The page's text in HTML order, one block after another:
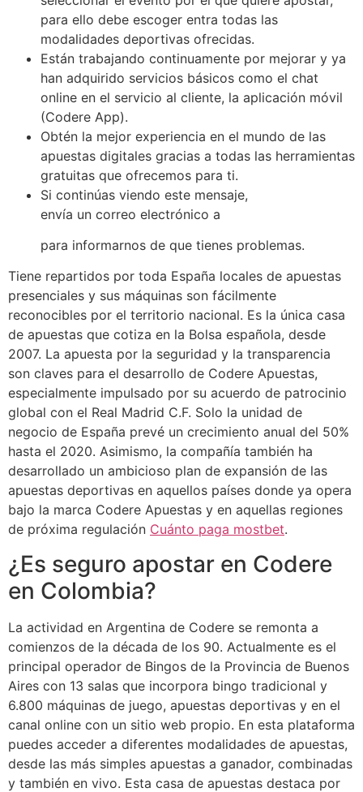
para ello debe escoger entra todas las
modalidades deportivas ofrecidas.
Están trabajando continuamente por mejorar y ya
han adquirido servicios básicos como el chat
online en el servicio al cliente, la aplicación móvil
(Codere App).
Obtén la mejor experiencia en el mundo de las
apuestas digitales gracias a todas las herramientas
gratuitas que ofrecemos para ti.
Si continúas viendo este mensaje,
envía un correo electrónico a
para informarnos de que tienes problemas.
Tiene repartidos por toda España locales de apuestas
presenciales y sus máquinas son fácilmente
reconocibles por el territorio nacional. Es la única casa
de apuestas que cotiza en la Bolsa española, desde
2007. La apuesta por la seguridad y la transparencia
son claves para el desarrollo de Codere Apuestas,
especialmente impulsado por su acuerdo de patrocinio
global con el Real Madrid C.F. Solo la unidad de
negocio de España prevé un crecimiento anual del 50%
hasta el 2020. Asimismo, la compañía también ha
desarrollado un ambicioso plan de expansión de las
apuestas deportivas en aquellos países donde ya opera
bajo la marca Codere Apuestas y en aquellas regiones
de próxima regulación Cuánto paga mostbet.
¿Es seguro apostar en Codere
en Colombia?
La actividad en Argentina de Codere se remonta a
comienzos de la década de los 90. Actualmente es el
principal operador de Bingos de la Provincia de Buenos
Aires con 13 salas que incorpora bingo tradicional y
6.800 máquinas de juego, apuestas deportivas y en el
canal online con un sitio web propio. En esta plataforma
puedes acceder a diferentes modalidades de apuestas,
desde las más simples apuestas a ganador, combinadas
y también en vivo. Esta casa de apuestas destaca por